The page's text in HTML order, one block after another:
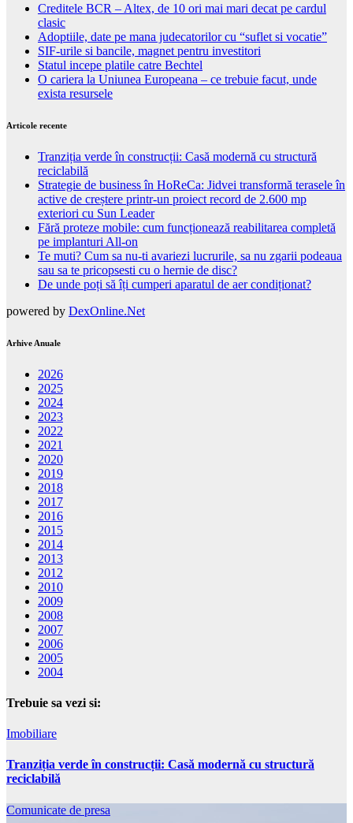
Creditele BCR – Altex, de 10 ori mai mari decat pe cardul
clasic
Adoptiile, date pe mana judecatorilor cu “suflet si vocatie”
SIF-urile si bancile, magnet pentru investitori
Statul incepe platile catre Bechtel
O cariera la Uniunea Europeana – ce trebuie facut, unde
exista resursele
Articole recente
Tranziția verde în construcții: Casă modernă cu structură
reciclabilă
Strategie de business în HoReCa: Jidvei transformă terasele în
active de creștere printr-un proiect record de 2.600 mp
exteriori cu Sun Leader
Fără proteze mobile: cum funcționează reabilitarea completă
pe implanturi All-on
Te muti? Cum sa nu-ti avariezi lucrurile, sa nu zgarii podeaua
sau sa te pricopsesti cu o hernie de disc?
De unde poți să îți cumperi aparatul de aer condiționat?
powered by DexOnline.Net
Arhive Anuale
2026
2025
2024
2023
2022
2021
2020
2019
2018
2017
2016
2015
2014
2013
2012
2010
2009
2008
2007
2006
2005
2004
Trebuie sa vezi si:
Imobiliare
Tranziția verde în construcții: Casă modernă cu structură
reciclabilă
Comunicate de presa